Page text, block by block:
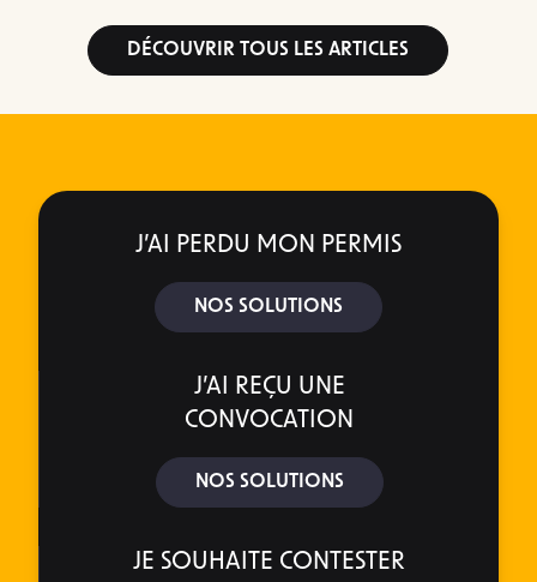
DÉCOUVRIR TOUS LES ARTICLES
J’AI PERDU MON PERMIS
NOS SOLUTIONS
J’AI REÇU UNE
CONVOCATION
NOS SOLUTIONS
JE SOUHAITE CONTESTER